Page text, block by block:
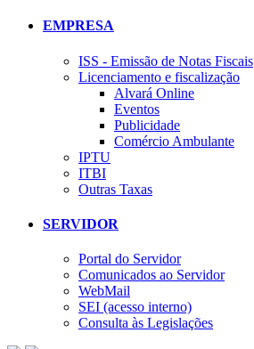
EMPRESA
ISS - Emissão de Notas Fiscais
Licenciamento e fiscalização
Alvará Online
Eventos
Publicidade
Comércio Ambulante
IPTU
ITBI
Outras Taxas
SERVIDOR
Portal do Servidor
Comunicados ao Servidor
WebMail
SEI (acesso interno)
Consulta às Legislações